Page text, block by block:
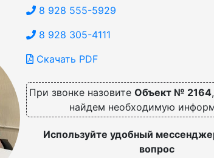
8 928 555-5929
8 928 305-4111
Скачать PDF
При звонке назовите Объект № 2164
найдем необходимую
Используйте удобный
вопрос